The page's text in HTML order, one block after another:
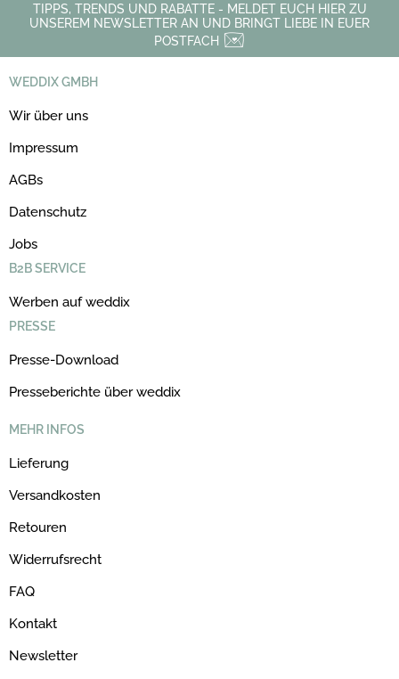
TIPPS, TRENDS UND RABATTE - MELDET EUCH HIER ZU
UNSEREM NEWSLETTER AN UND BRINGT LIEBE IN EUER
POSTFACH
WEDDIX GMBH
Wir über uns
Impressum
AGBs
Datenschutz
Jobs
B2B SERVICE
Werben auf weddix
PRESSE
Presse-Download
Presseberichte über weddix
MEHR INFOS
Lieferung
Versandkosten
Retouren
Widerrufsrecht
FAQ
Kontakt
Newsletter